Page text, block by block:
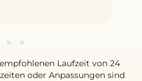
Laufzeit von 24
oder Anpassungen sind